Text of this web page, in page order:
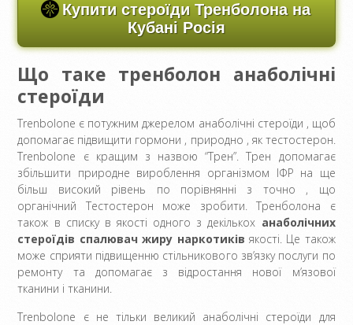
Купити стероїди Тренболона на
Кубані Росія
Що таке тренболон анаболічні
стероїди
Trenbolone є потужним джерелом анаболічні стероїди , щоб
допомагає підвищити гормони , природно , як тестостерон.
Trenbolone є кращим з назвою “Трен”. Трен допомагає
збільшити природне вироблення організмом ІФР на ще
більш високий рівень по порівнянні з точно , що
органічний Тестостерон може зробити. Тренболона є
також в списку в якості одного з декількох анаболічних
стероїдів спалювач жиру наркотиків якості. Це також
може сприяти підвищенню стільникового зв’язку послуги по
ремонту та допомагає з відростання нової м’язової
тканини і тканини.
Trenbolone є не тільки великий анаболічні стероїди для